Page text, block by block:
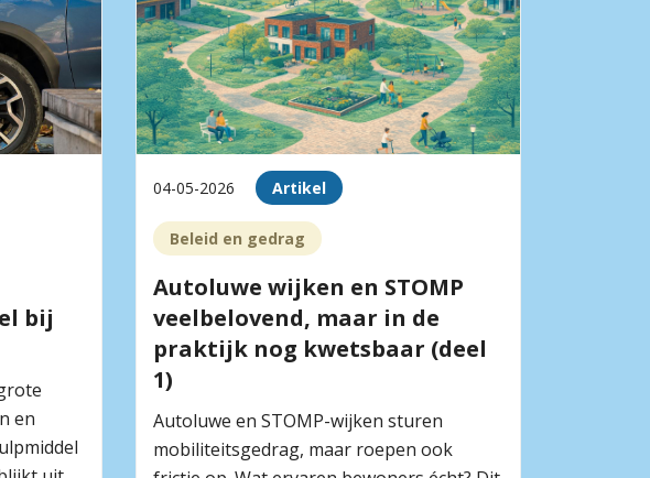
bij
en
04-05-2026 Artikel
Beleid en gedrag
Autoluwe wijken en STOMP
veelbelovend, maar in de
praktijk nog kwetsbaar (deel
1)
Autoluwe en STOMP-wijken sturen
mobiliteitsgedrag, maar roepen ook